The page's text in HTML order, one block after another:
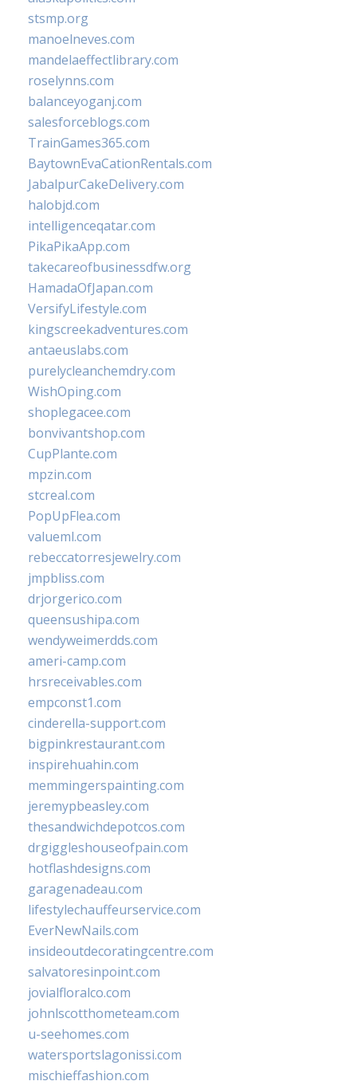
stsmp.org
manoelneves.com
mandelaeffectlibrary.com
roselynns.com
balanceyoganj.com
salesforceblogs.com
TrainGames365.com
BaytownEvaCationRentals.com
JabalpurCakeDelivery.com
halobjd.com
intelligenceqatar.com
PikaPikaApp.com
takecareofbusinessdfw.org
HamadaOfJapan.com
VersifyLifestyle.com
kingscreekadventures.com
antaeuslabs.com
purelycleanchemdry.com
WishOping.com
shoplegacee.com
bonvivantshop.com
CupPlante.com
mpzin.com
stcreal.com
PopUpFlea.com
valueml.com
rebeccatorresjewelry.com
jmpbliss.com
drjorgerico.com
queensushipa.com
wendyweimerdds.com
ameri-camp.com
hrsreceivables.com
empconst1.com
cinderella-support.com
bigpinkrestaurant.com
inspirehuahin.com
memmingerspainting.com
jeremypbeasley.com
thesandwichdepotcos.com
drgiggleshouseofpain.com
hotflashdesigns.com
garagenadeau.com
lifestylechauffeurservice.com
EverNewNails.com
insideoutdecoratingcentre.com
salvatoresinpoint.com
jovialfloralco.com
johnlscotthometeam.com
u-seehomes.com
watersportslagonissi.com
mischieffashion.com